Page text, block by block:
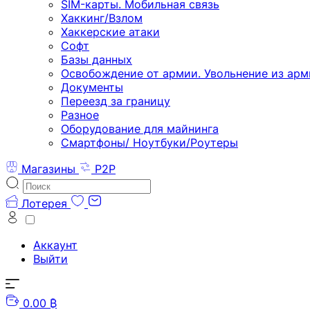
SIM-карты. Мобильная связь
Хаккинг/Взлом
Хаккерские атаки
Софт
Базы данных
Освобождение от армии. Увольнение из
Документы
Переезд за границу
Разное
Оборудование для майнинга
Смартфоны/ Ноутбуки/Роутеры
Магазины
P2P
Лотерея
Аккаунт
Выйти
0.00 ₿